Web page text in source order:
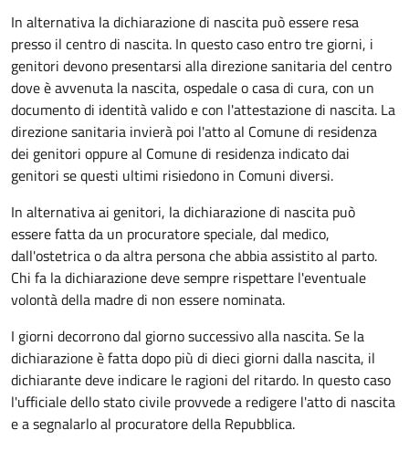
In alternativa la dichiarazione di nascita può essere resa
presso il centro di nascita. In questo caso entro tre giorni, i
genitori devono presentarsi alla direzione sanitaria del centro
dove è avvenuta la nascita, ospedale o casa di cura, con un
documento di identità valido e con l'attestazione di nascita. La
direzione sanitaria invierà poi l'atto al Comune di residenza
dei genitori oppure al Comune di residenza indicato dai
genitori se questi ultimi risiedono in Comuni diversi.
In alternativa ai genitori, la dichiarazione di nascita può
essere fatta da un procuratore speciale, dal medico,
dall'ostetrica o da altra persona che abbia assistito al parto.
Chi fa la dichiarazione deve sempre rispettare l'eventuale
volontà della madre di non essere nominata.
I giorni decorrono dal giorno successivo alla nascita. Se la
dichiarazione è fatta dopo più di dieci giorni dalla nascita, il
dichiarante deve indicare le ragioni del ritardo. In questo caso
l'ufficiale dello stato civile provvede a redigere l'atto di nascita
e a segnalarlo al procuratore della Repubblica.